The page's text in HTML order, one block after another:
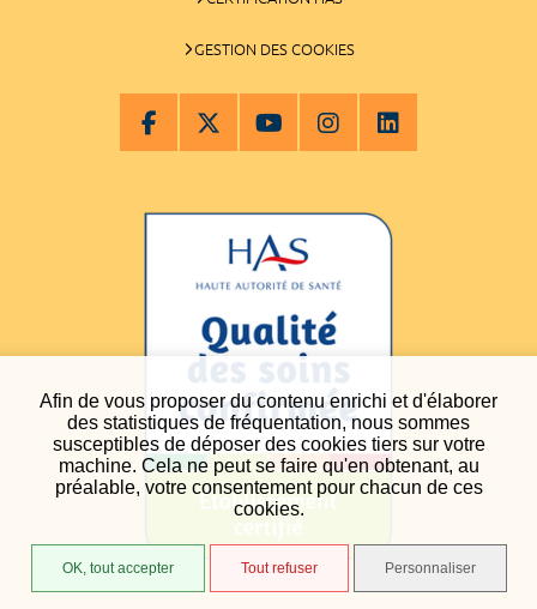
Afin de vous proposer du contenu enrichi et d'élaborer
des statistiques de fréquentation, nous sommes
susceptibles de déposer des cookies tiers sur votre
machine. Cela ne peut se faire qu'en obtenant, au
préalable, votre consentement pour chacun de ces
cookies.
OK, tout accepter Tout refuser Personnaliser
GESTION DES COOKIES